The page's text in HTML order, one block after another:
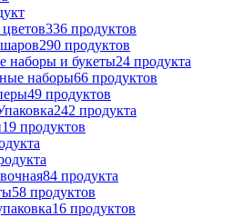
336 продуктов
290 продуктов
наборы и букеты24 продукта
наборы66 продуктов
49 продуктов
242 продукта
19 продуктов
84 продукта
58 продуктов
16 продуктов